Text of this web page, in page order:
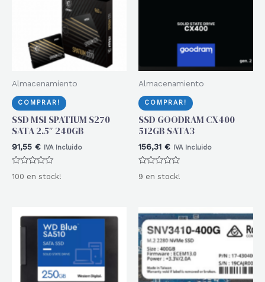
Almacenamiento
COMPRAR!
SSD MSI SPATIUM S270
SATA 2.5″ 240GB
91,55 € IVA Incluido
con
100 en stock!
Almacenamiento
COMPRAR!
SSD GOODRAM CX400
512GB SATA3
156,31 € IVA Incluido
con
9 en stock!